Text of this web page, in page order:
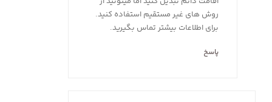
روش های غیر مستقیم استفاده کنید.
برای اطلاعات بیشتر تماس بگیرید.
پاسخ